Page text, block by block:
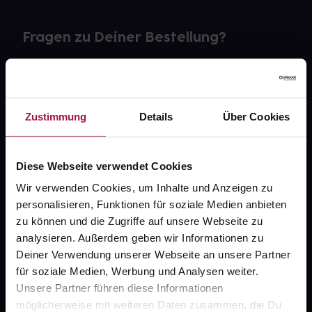
Zustimmung Details Über Cookies
Diese Webseite verwendet Cookies
Wir verwenden Cookies, um Inhalte und Anzeigen zu
personalisieren, Funktionen für soziale Medien anbieten
zu können und die Zugriffe auf unsere Webseite zu
analysieren. Außerdem geben wir Informationen zu
Deiner Verwendung unserer Webseite an unsere Partner
für soziale Medien, Werbung und Analysen weiter.
Unsere Partner führen diese Informationen
möglicherweise mit weiteren Daten zusammen, die Du
Fragen zu Deiner Bestellung?
gesund.de
Über uns
Karriere
Newsletter